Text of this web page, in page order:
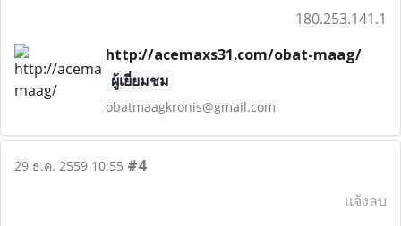
180.253.141.1
http://acemaxs31.com/obat-maag/
ผู้เยี่ยมชม
obatmaagkronis@gmail.com
29 ธ.ค. 2559 10:55 #4
แจ้งลบ